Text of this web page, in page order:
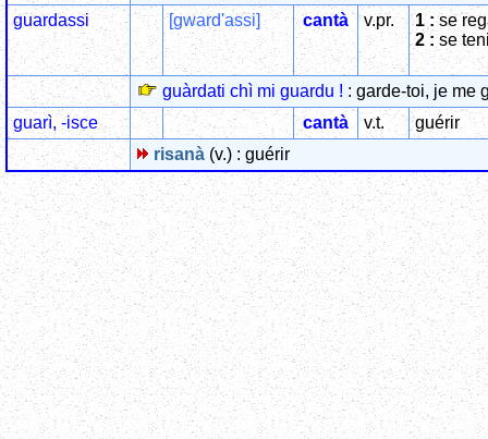
guardassi
[gward'assi] cantà v.pr. 1 :se
2 : se
guàrdati chì mi guardu ! : garde-toi, je me
guarì, -isce
cantà v.t.
guérir
risanà (v.) : guérir